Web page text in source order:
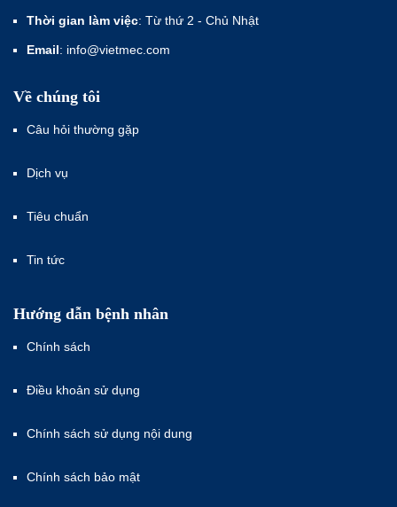
Thời gian làm việc: Từ thứ 2 - Chủ Nhật
Email: info@vietmec.com
Về chúng tôi
Câu hỏi thường gặp
Dịch vụ
Tiêu chuẩn
Tin tức
Hướng dẫn bệnh nhân
Chính sách
Điều khoản sử dụng
Chính sách sử dụng nội dung
Chính sách bảo mật